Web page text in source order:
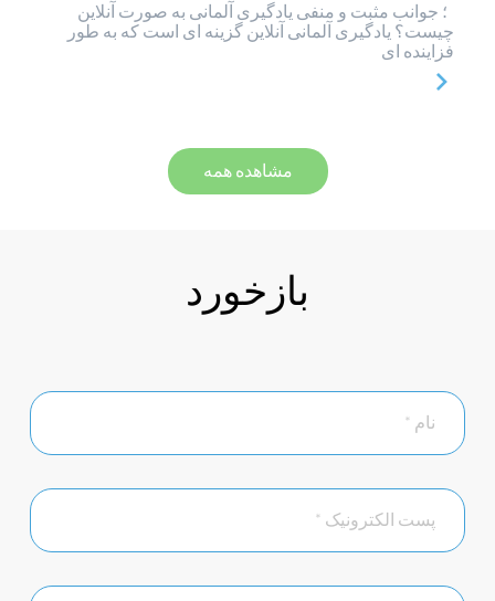
؛ جوانب مثبت و منفی یادگیری آلمانی به صورت آنلاین
چیست؟ یادگیری آلمانی آنلاین گزینه ای است که به طور
فزاینده ای
مشاهده همه
بازخورد